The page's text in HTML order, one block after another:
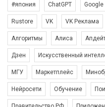
#япония ChatGPT Google
Rustore VK VK Реклама
Алгоритмы Алиса
Дзен Искусственный
МГУ Маркетплейс
Нейросети Обучение